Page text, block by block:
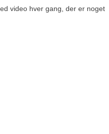
video hver gang, der er noget